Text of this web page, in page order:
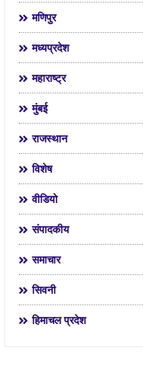
मणिपुर
मध्यप्रदेश
महाराष्ट्र
मुंबई
राजस्थान
विशेष
वीडियो
संपादकीय
समाचार
सिवनी
हिमाचल प्रदेश